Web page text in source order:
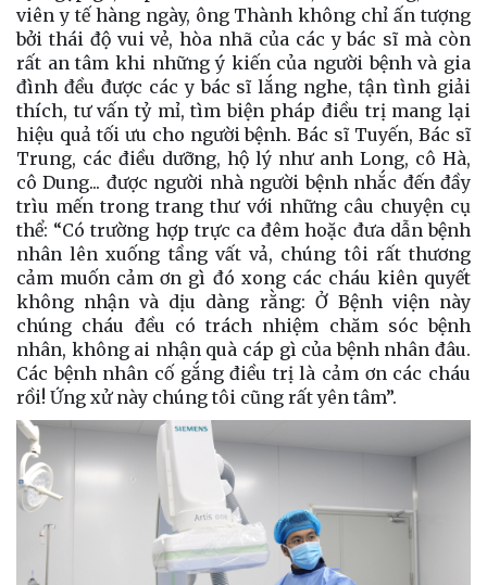
viên y tế hàng ngày, ông Thành không chỉ ấn tượng
bởi thái độ vui vẻ, hòa nhã của các y bác sĩ mà còn
rất an tâm khi những ý kiến của người bệnh và gia
đình đều được các y bác sĩ lắng nghe, tận tình giải
thích, tư vấn tỷ mỉ, tìm biện pháp điều trị mang lại
hiệu quả tối ưu cho người bệnh. Bác sĩ Tuyến, Bác sĩ
Trung, các điều dưỡng, hộ lý như anh Long, cô Hà,
cô Dung... được người nhà người bệnh nhắc đến đầy
trìu mến trong trang thư với những câu chuyện cụ
thể: “Có trường hợp trực ca đêm hoặc đưa dẫn bệnh
nhân lên xuống tầng vất vả, chúng tôi rất thương
cảm muốn cảm ơn gì đó xong các cháu kiên quyết
không nhận và dịu dàng rằng: Ở Bệnh viện này
chúng cháu đều có trách nhiệm chăm sóc bệnh
nhân, không ai nhận quà cáp gì của bệnh nhân đâu.
Các bệnh nhân cố gắng điều trị là cảm ơn các cháu
rồi! Ứng xử này chúng tôi cũng rất yên tâm”.